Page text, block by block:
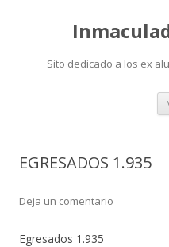
Sito dedicado a los ex
EGRESADOS 1.935
Deja un comentario
Egresados 1.935